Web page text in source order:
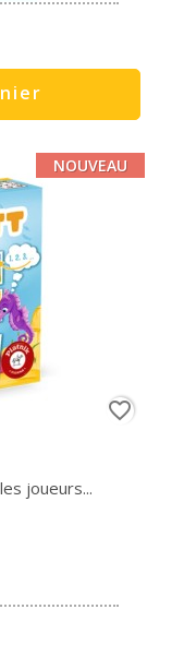
joueurs...
NOUVEAU
favorite_border